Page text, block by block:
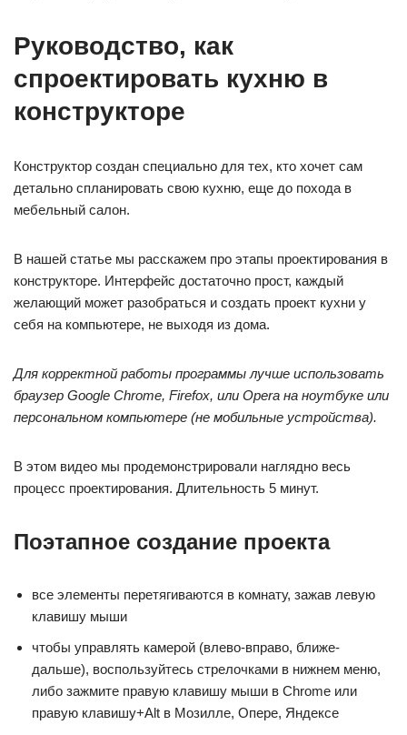
Руководство, как
спроектировать кухню в
конструкторе
Конструктор создан специально для тех, кто хочет сам
детально спланировать свою кухню, еще до похода в
мебельный салон.
В нашей статье мы расскажем про этапы проектирования в
конструкторе. Интерфейс достаточно прост, каждый
желающий может разобраться и создать проект кухни у
себя на компьютере, не выходя из дома.
Для корректной работы программы лучше использовать
браузер Google Chrome, Firefox, или Opera на ноутбуке или
персональном компьютере (не мобильные устройства).
В этом видео мы продемонстрировали наглядно весь
процесс проектирования. Длительность 5 минут.
Поэтапное создание проекта
все элементы перетягиваются в комнату, зажав левую
клавишу мыши
чтобы управлять камерой (влево-вправо, ближе-
дальше), воспользуйтесь стрелочками в нижнем меню,
либо зажмите правую клавишу мыши в Chrome или
правую клавишу+Alt в Мозилле, Опере, Яндексе